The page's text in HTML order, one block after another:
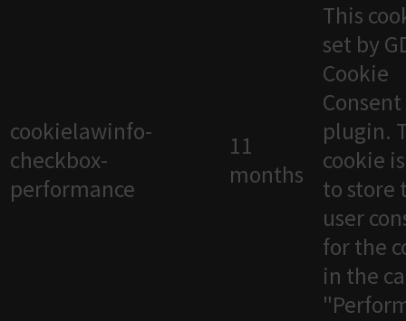
cookielawinfo-
checkbox-
performance
11
months
This
set by
Cookie
Consent
plugin.
cookie
to store
user
for the
in the